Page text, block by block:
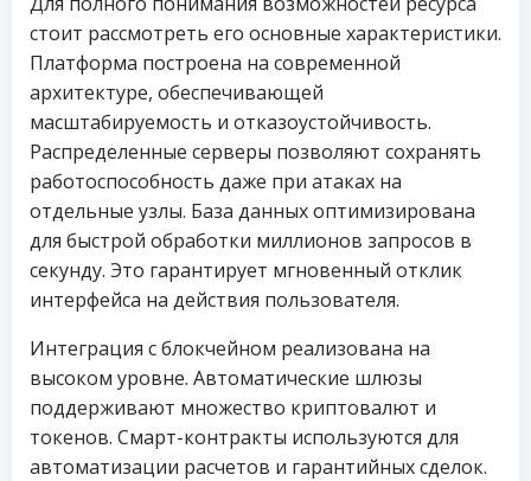
стоит рассмотреть его основные характеристики.
Платформа построена на современной
архитектуре, обеспечивающей
масштабируемость и отказоустойчивость.
Распределенные серверы позволяют сохранять
работоспособность даже при атаках на
отдельные узлы. База данных оптимизирована
для быстрой обработки миллионов запросов в
секунду. Это гарантирует мгновенный отклик
интерфейса на действия пользователя.
Интеграция с блокчейном реализована на
высоком уровне. Автоматические шлюзы
поддерживают множество криптовалют и
токенов. Смарт-контракты используются для
автоматизации расчетов и гарантийных сделок.